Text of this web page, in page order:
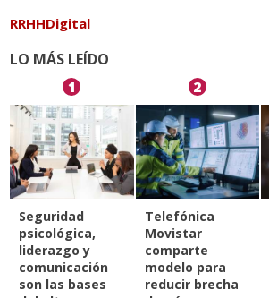
RRHHDigital
LO MÁS LEÍDO
1
Seguridad
psicológica,
liderazgo y
comunicación
son las bases
2
Telefónica
Movistar
comparte
modelo para
reducir brecha